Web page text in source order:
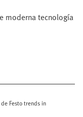
moderna tecnología
Festo trends in